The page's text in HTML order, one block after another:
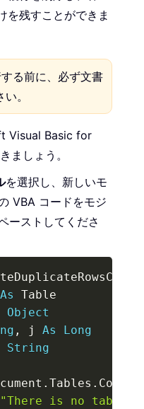
を残すことができま
る前に、必ず文書
。
Visual Basic for
ましょう。
を選択し、新しいモ
VBA コードをモジ
ーストしてくださ
As Table
Object
, j As
Long
String
. Tables . Count
"There is no
Copy